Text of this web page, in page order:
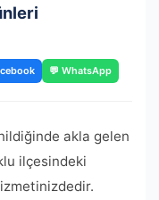
💬 WhatsApp
akla gelen
ilçesindeki